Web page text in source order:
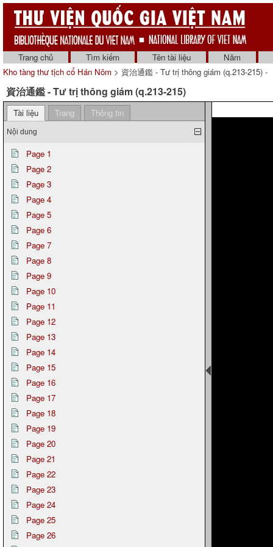
Trang chủ Tìm kiếm Tên tài liệu Năm
Kho tàng thư tịch cổ Hán Nôm > 資治通鑑 - Tư trị thông giám (q.213-215) -
資治通鑑 - Tư trị thông giám (q.213-215)
Tài liệu Trang Thông tin
Nội dung
Page 1
Page 2
Page 3
Page 4
Page 5
Page 6
Page 7
Page 8
Page 9
Page 10
Page 11
Page 12
Page 13
Page 14
Page 15
Page 16
Page 17
Page 18
Page 19
Page 20
Page 21
Page 22
Page 23
Page 24
Page 25
Page 26